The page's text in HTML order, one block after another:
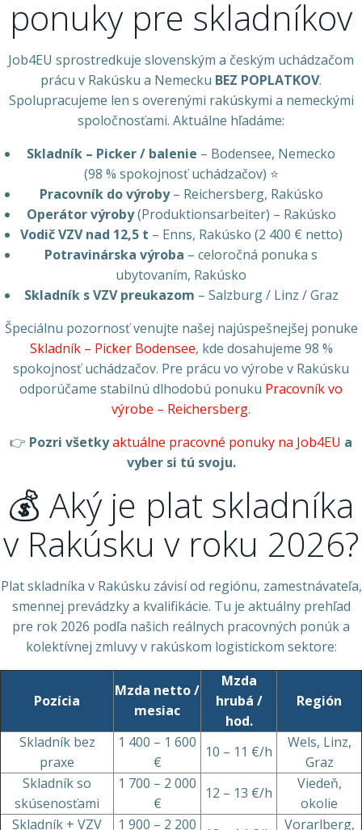
ponuky pre skladníkov
Job4EU sprostredkuje slovenským a českým uchádzačom
prácu v Rakúsku a Nemecku BEZ POPLATKOV.
Spolupracujeme len s overenými rakúskymi a nemeckými
spoločnosťami. Aktuálne hľadáme:
Skladník – Picker / balenie – Bodensee, Nemecko
(98 % spokojnosť uchádzačov) ⭐
Pracovník do výroby– Reichersberg, Rakúsko
Operátor výroby(Produktionsarbeiter) – Rakúsko
Vodič VZV nad 12,5 t – Enns, Rakúsko (2 400 € netto)
Potravinárska výroba – celoročná ponuka s
ubytovaním, Rakúsko
Skladník s VZV preukazom – Salzburg / Linz / Graz
Špeciálnu pozornosť venujte našej najúspešnejšej ponuke
Skladník – Picker Bodensee, kde dosahujeme 98 %
spokojnosť uchádzačov. Pre prácu vo výrobe v Rakúsku
odporúčame stabilnú dlhodobú ponuku Pracovník vo
výrobe – Reichersberg.
👉 Pozri všetkyaktuálne pracovné ponuky na Job4EU a
vyber si tú svoju.
💰 Aký je plat skladníka
v Rakúsku v roku 2026?
Plat skladníka v Rakúsku závisí od regiónu, zamestnávateľa,
smennej prevádzky a kvalifikácie. Tu je aktuálny prehľad
pre rok 2026 podľa našich reálnych pracovných ponúk a
kolektívnej zmluvy v rakúskom logistickom sektore:
Pozícia
Mzda netto /
mesiac
Mzda
hrubá /
hod.
Región
Skladník bez
praxe
1 400 – 1 600
€
10 – 11 €/h
Wels, Linz,
Graz
Skladník so
skúsenosťami
1 700 – 2 000
€
12 – 13 €/h
Viedeň,
okolie
Skladník + VZV
1 900 – 2 200
Vorarlberg,